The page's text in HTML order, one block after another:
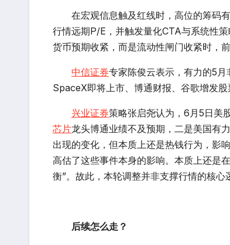
在宏观信息触及红线时，高位的筹码有
行情远期P/E，并触发量化CTA与系统性
货币预期收紧，而是流动性闸门收紧时，
中信证券专家陈俊云表示，有力的5
SpaceX即将上市、 博通财报、谷歌增发股
兴业证券策略张启尧认为，6月5日美
芯片龙头博通业绩不及预期，二是美国有
出现的变化，但本质上还是热钱行为，影
高估了这些事件本身的影响。本质上还是
衡”。故此，本轮调整并非支撑行情的核心
后续怎么走？